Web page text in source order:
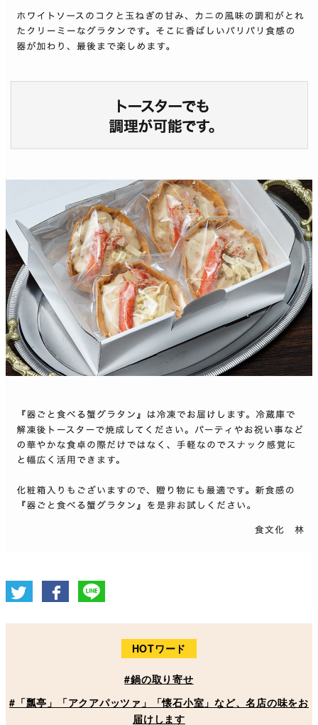
HOTワード
#鍋の取り寄せ
#「瓢亭」「アクアパッツァ」「懐石小室」など、名店の味をお
届けします